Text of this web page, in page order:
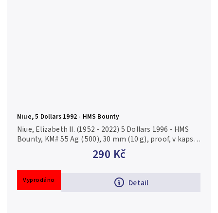
Niue, 5 Dollars 1992 - HMS Bounty
290 Kč
Detail
Niue, Elizabeth II. (1952 - 2022) 5 Dollars 1996 - HMS
Bounty, KM# 55 Ag (.500), 30 mm (10 g), proof, v kapsli.
Emise: 150 000 ks. Pamětní stříbrná mince - obchodní
Vyprodáno